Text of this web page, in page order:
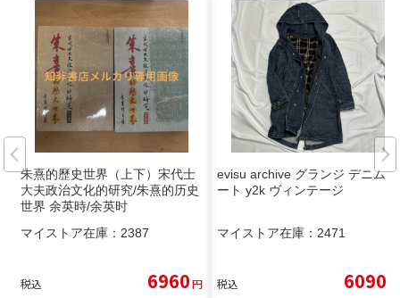
朱熹的歷史世界（上下）宋代士
大夫政治文化的研究/朱熹的历史
世界 余英時/余英时
マイストア在庫： 2387
税込 6960円
evisu archive グランジ デニムコ
ート y2k ヴィンテージ
マイストア在庫： 2471
税込 6090